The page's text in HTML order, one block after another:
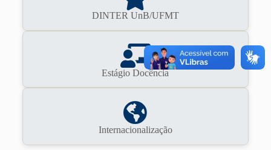
DINTER UnB/UFMT
Estágio Docência
Internacionalização